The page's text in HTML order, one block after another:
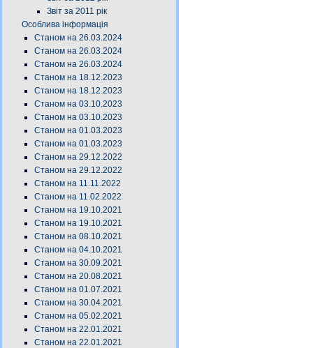
Звіт за 2011 рік
Особлива інформація
Станом на 26.03.2024
Станом на 26.03.2024
Станом на 26.03.2024
Станом на 18.12.2023
Станом на 18.12.2023
Станом на 03.10.2023
Станом на 03.10.2023
Станом на 01.03.2023
Станом на 01.03.2023
Станом на 29.12.2022
Станом на 29.12.2022
Станом на 11.11.2022
Станом на 11.02.2022
Станом на 19.10.2021
Станом на 19.10.2021
Станом на 08.10.2021
Станом на 04.10.2021
Станом на 30.09.2021
Станом на 20.08.2021
Станом на 01.07.2021
Станом на 30.04.2021
Станом на 05.02.2021
Станом на 22.01.2021
Станом на 22.01.2021